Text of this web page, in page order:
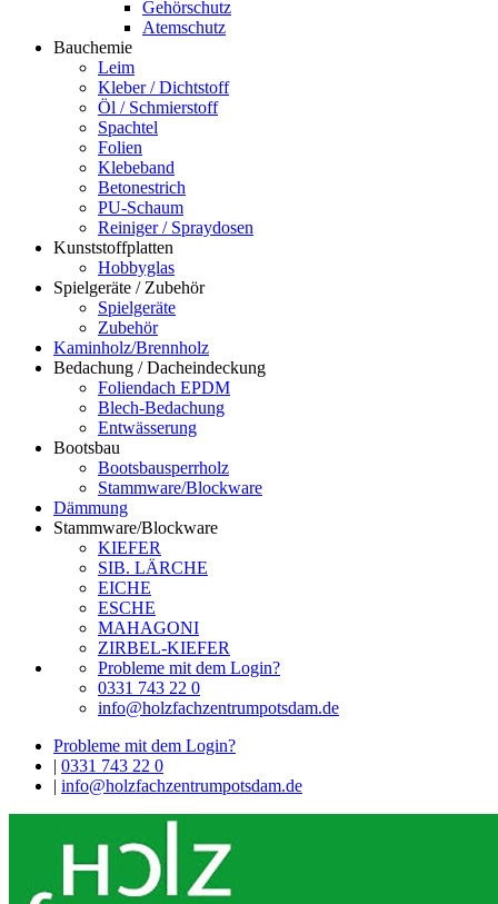
Gehörschutz
Atemschutz
Bauchemie
Leim
Kleber / Dichtstoff
Öl / Schmierstoff
Spachtel
Folien
Klebeband
Betonestrich
PU-Schaum
Reiniger / Spraydosen
Kunststoffplatten
Hobbyglas
Spielgeräte / Zubehör
Spielgeräte
Zubehör
Kaminholz/Brennholz
Bedachung / Dacheindeckung
Foliendach EPDM
Blech-Bedachung
Entwässerung
Bootsbau
Bootsbausperrholz
Stammware/Blockware
Dämmung
Stammware/Blockware
KIEFER
SIB. LÄRCHE
EICHE
ESCHE
MAHAGONI
ZIRBEL-KIEFER
Probleme mit dem Login?
0331 743 22 0
info@holzfachzentrumpotsdam.de
Probleme mit dem Login?
| 0331 743 22 0
| info@holzfachzentrumpotsdam.de